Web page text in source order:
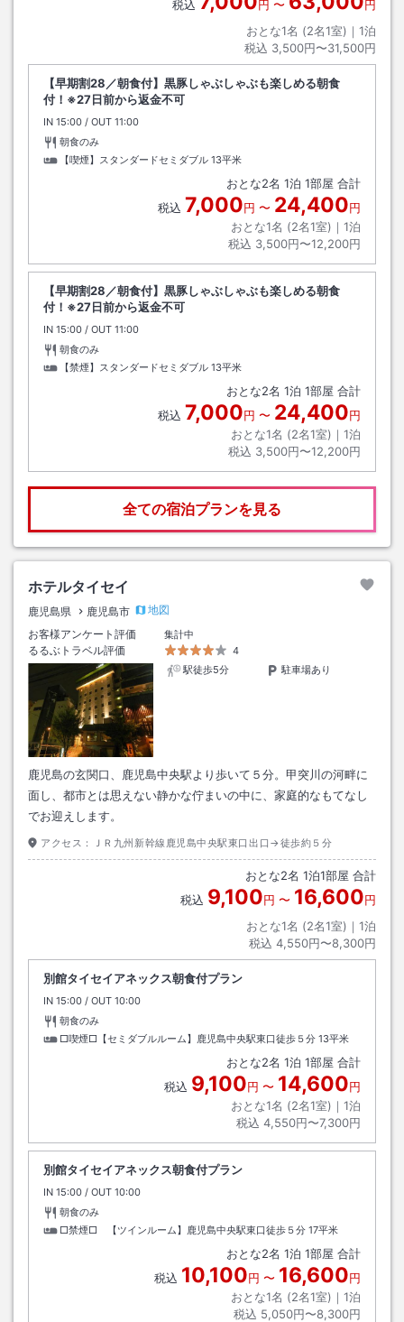
税込 円 〜
円
おとな1名 (2名1室)｜ 1泊
税込 3,500円〜31,500円
【早期割28／朝食付】黒豚しゃぶしゃぶも楽しめる朝食
付！※27日前から返金不可
IN チェックイン
15:00 / OUT チェックアウト
11:00
朝食のみ
【喫煙】スタンダードセミダブル 13平米
おとな2名 1泊 1部屋 合計
税込 7,000円 〜 24,400円
おとな1名 (2名1室)｜ 1泊
税込 3,500円〜12,200円
【早期割28／朝食付】黒豚しゃぶしゃぶも楽しめる朝食
付！※27日前から返金不可
IN チェックイン
15:00 / OUT チェックアウト
11:00
朝食のみ
【禁煙】スタンダードセミダブル 13平米
おとな2名 1泊 1部屋 合計
税込 7,000円 〜 24,400円
おとな1名 (2名1室)｜ 1泊
税込 3,500円〜12,200円
全ての宿泊プランを見る
ホテルタイセイ
鹿児島県 鹿児島市
地図
お客様アンケート評価
集計中
るるぶトラベル評価
4
駅徒歩5分
駐車場あり
鹿児島の玄関口、鹿児島中央駅より歩いて５分。甲突川の河畔に
面し、都市とは思えない静かな佇まいの中に、家庭的なもてなし
でお迎えします。
アクセス： ＪＲ九州新幹線鹿児島中央駅東口出口→徒歩約５分
おとな2名 1泊1部屋 合計
税込 9,100円 〜 16,600円
おとな1名 (2名1室)｜ 1泊
税込 4,550円〜8,300円
別館タイセイアネックス朝食付プラン
IN チェックイン
15:00 / OUT チェックアウト
10:00
朝食のみ
□喫煙□【セミダブルルーム】鹿児島中央駅東口徒歩５分 13平米
おとな2名 1泊 1部屋 合計
税込 9,100円 〜 14,600円
おとな1名 (2名1室)｜ 1泊
税込 4,550円〜7,300円
別館タイセイアネックス朝食付プラン
IN チェックイン
15:00 / OUT チェックアウト
10:00
朝食のみ
□禁煙□ 【ツインルーム】鹿児島中央駅東口徒歩５分 17平米
おとな2名 1泊 1部屋 合計
税込 10,100円 〜 16,600円
おとな1名 (2名1室)｜ 1泊
税込 5,050円〜8,300円